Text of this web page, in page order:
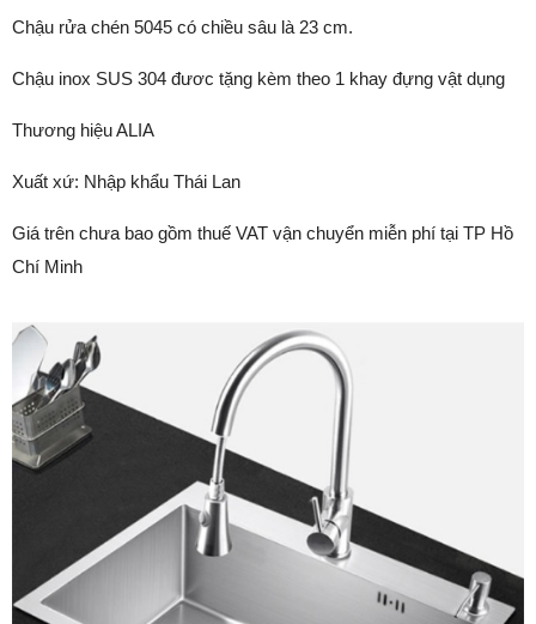
Chậu rửa chén 5045 có chiều sâu là 23 cm.
Chậu inox SUS 304 đươc tặng kèm theo 1 khay đựng vật dụng
Thương hiệu ALIA
Xuất xứ: Nhập khẩu Thái Lan
Giá trên chưa bao gồm thuế VAT vận chuyển miễn phí tại TP Hồ
Chí Minh